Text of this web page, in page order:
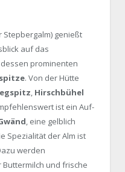
Stepbergalm) genießt
auf das
prominenten
. Von der Hütte
, Hirschbühel
ist ein Auf-
, eine gelblich
Spezialität der Alm ist
werden
und frische